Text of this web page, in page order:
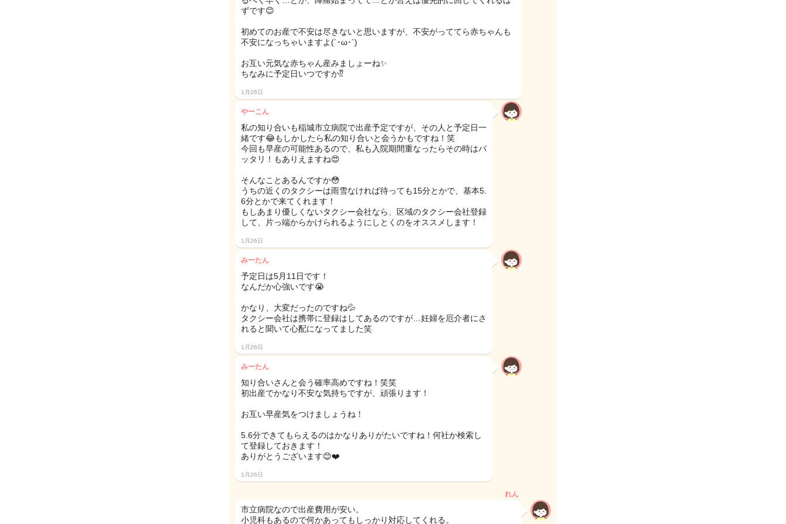
ずです😊
初めてのお産で不安は尽きないと思いますが、不安がっててら赤ちゃんも
不安になっちゃいますよ(´･ω･`)
お互い元気な赤ちゃん産みましょーね✨
ちなみに予定日いつですか⁇
1月26日
やーこん
私の知り合いも稲城市立病院で出産予定ですが、その人と予定日一
緒です😂もしかしたら私の知り合いと会うかもですね！笑
今回も早産の可能性あるので、私も入院期間重なったらその時はバ
ッタリ！もありえますね😍
そんなことあるんですか😳
うちの近くのタクシーは雨雪なければ待っても15分とかで、基本5.
6分とかで来てくれます！
もしあまり優しくないタクシー会社なら、区域のタクシー会社登録
して、片っ端からかけられるようにしとくのをオススメします！
1月26日
みーたん
予定日は5月11日です！
なんだか心強いです😭
かなり、大変だったのですね💦
タクシー会社は携帯に登録はしてあるのですが…妊婦を厄介者にさ
れると聞いて心配になってました笑
1月26日
みーたん
知り合いさんと会う確率高めですね！笑笑
初出産でかなり不安な気持ちですが、頑張ります！
お互い早産気をつけましょうね！
5.6分できてもらえるのはかなりありがたいですね！何社か検索し
て登録しておきます！
ありがとうございます😊❤️
1月26日
れん
市立病院なので出産費用が安い。
小児科もあるので何かあってもしっかり対応してくれる。